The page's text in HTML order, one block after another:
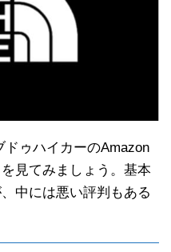
ゥハイカーのAmazon
見てみましょう。基本
中には悪い評判もある